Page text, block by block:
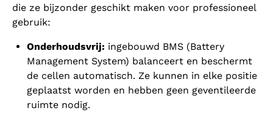
die ze bijzonder geschikt maken voor professioneel
gebruik:
Onderhoudsvrij: ingebouwd BMS (Battery
Management System) balanceert en beschermt
de cellen automatisch. Ze kunnen in elke positie
geplaatst worden en hebben geen geventileerde
ruimte nodig.